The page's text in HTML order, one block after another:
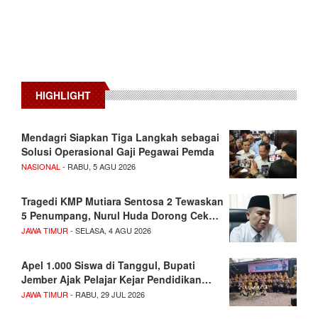
HIGHLIGHT
Mendagri Siapkan Tiga Langkah sebagai
Solusi Operasional Gaji Pegawai Pemda
NASIONAL - RABU, 5 AGU 2026
Tragedi KMP Mutiara Sentosa 2 Tewaskan
5 Penumpang, Nurul Huda Dorong Cek…
JAWA TIMUR - SELASA, 4 AGU 2026
Apel 1.000 Siswa di Tanggul, Bupati
Jember Ajak Pelajar Kejar Pendidikan…
JAWA TIMUR - RABU, 29 JUL 2026